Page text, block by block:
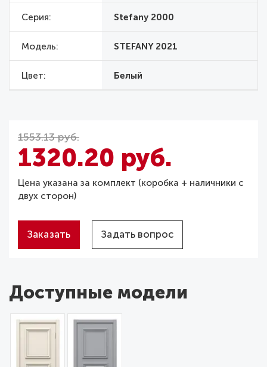
Серия Stefany 2000
Модель STEFANY 2021
Цвет Белый
1553.13 руб.
1320.20 руб.
Цена указана за комплект (коробка + наличники с
двух сторон)
Заказать Задать вопрос
Доступные модели